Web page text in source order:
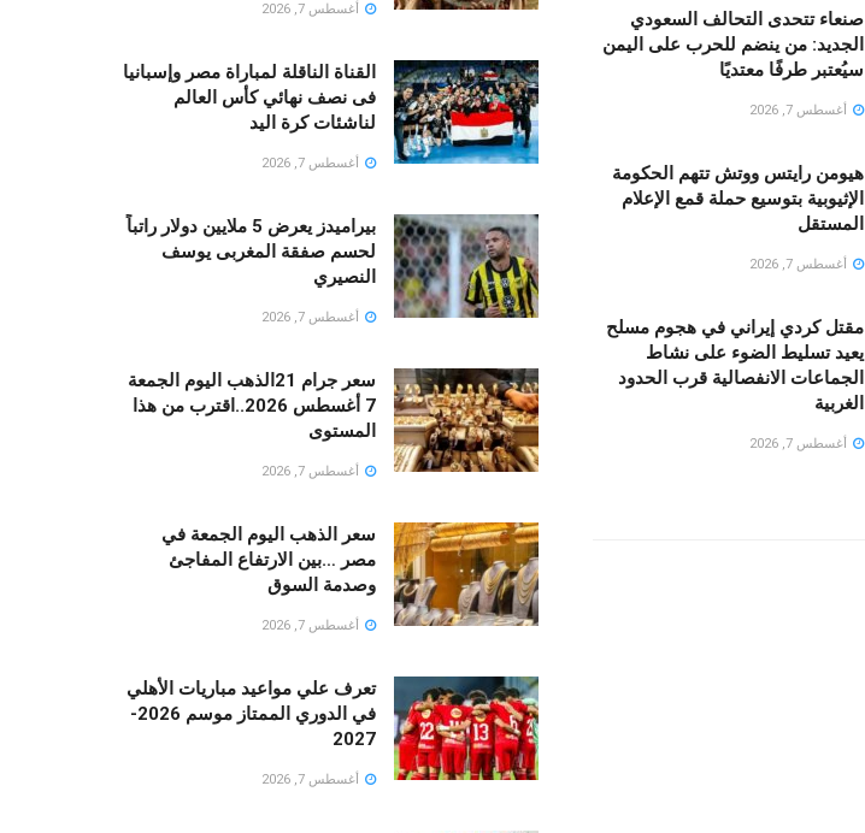
صنعاء تتحدى التحالف السعودي
الجديد: من ينضم للحرب على اليمن
سيُعتبر طرفًا معتديًا
أغسطس 7, 2026
هيومن رايتس ووتش تتهم الحكومة
الإثيوبية بتوسيع حملة قمع الإعلام
المستقل
أغسطس 7, 2026
مقتل كردي إيراني في هجوم مسلح
يعيد تسليط الضوء على نشاط
الجماعات الانفصالية قرب الحدود
الغربية
أغسطس 7, 2026
أغسطس 7, 2026
القناة الناقلة لمباراة مصر وإسبانيا
فى نصف نهائي كأس العالم
لناشئات كرة اليد
أغسطس 7, 2026
بيراميدز يعرض 5 ملايين دولار راتباً
لحسم صفقة المغربى يوسف
النصيري
أغسطس 7, 2026
سعر جرام 21الذهب اليوم الجمعة
7 أغسطس 2026..اقترب من هذا
المستوى
أغسطس 7, 2026
سعر الذهب اليوم الجمعة في
مصر …بين الارتفاع المفاجئ
وصدمة السوق
أغسطس 7, 2026
تعرف علي مواعيد مباريات الأهلي
في الدوري الممتاز موسم 2026-
2027
أغسطس 7, 2026